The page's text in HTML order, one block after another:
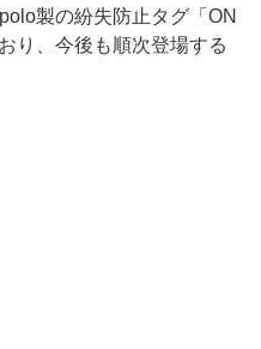
製の紛失防止タグ「ON
り、今後も順次登場する